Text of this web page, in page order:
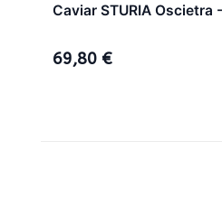
Caviar STURIA Oscietra
69,80 €